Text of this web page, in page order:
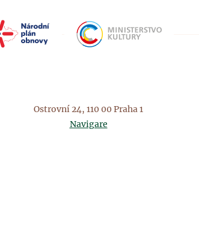
Ostrovní 24, 110 00 Praha 1
Navigare